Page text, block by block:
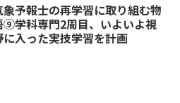
象予報士の再学習に取り組む物
⑨学科専門2周目、いよいよ視
に入った実技学習を計画